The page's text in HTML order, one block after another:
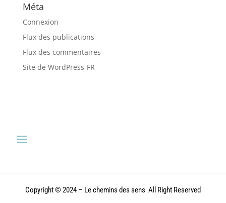
Méta
Connexion
Flux des publications
Flux des commentaires
Site de WordPress-FR
Copyright © 2024 – Le chemins des sens All Right Reserved